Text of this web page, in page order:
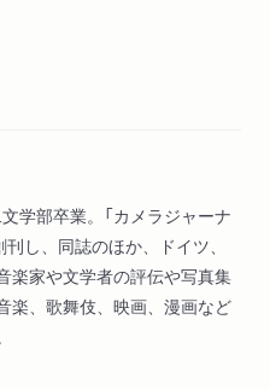
学部卒業。「カメラジャーナ
刊し、同誌のほか、ドイツ、
楽家や文学者の評伝や写真集
楽、歌舞伎、映画、漫画など